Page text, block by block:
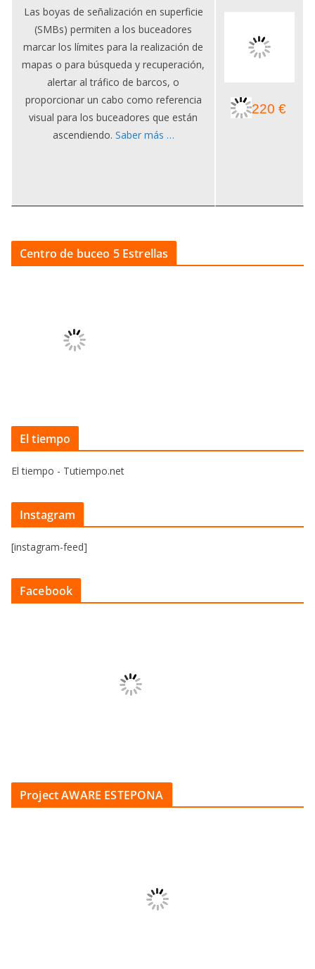
Las boyas de señalización en superficie
(SMBs) permiten a los buceadores
marcar los límites para la realización de
mapas o para búsqueda y recuperación,
alertar al tráfico de barcos, o
proporcionar un cabo como referencia
visual para los buceadores que están
ascendiendo. Saber más …
220 €
Centro de buceo 5 Estrellas
El tiempo
El tiempo - Tutiempo.net
Instagram
[instagram-feed]
Facebook
Project AWARE ESTEPONA